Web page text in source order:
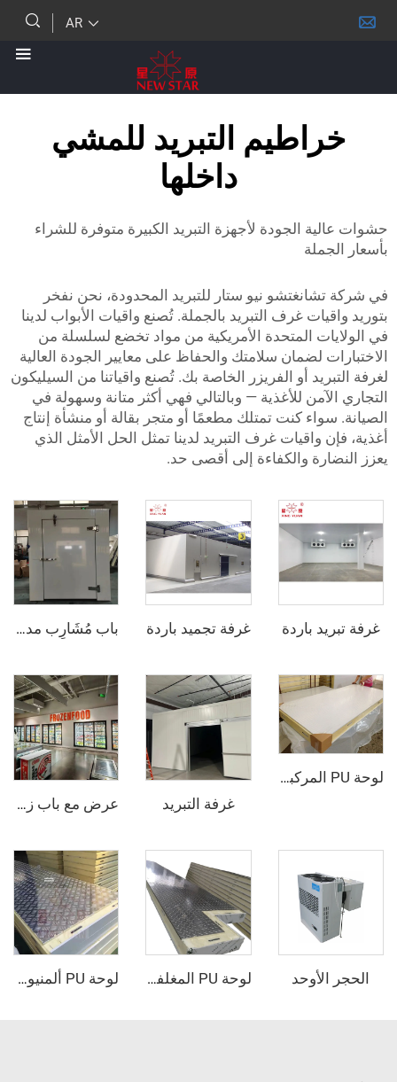
التبريد للمشي
داخلها
الجودة لأجهزة التبريد الكبيرة متوفرة للشراء
نيو ستار للتبريد المحدودة، نحن نفخر
غرف التبريد بالجملة. تُصنع واقيات الأبواب لدينا
المتحدة الأمريكية من مواد تخضع لسلسلة من
لضمان سلامتك والحفاظ على معايير الجودة العالية
أو الفريزر الخاصة بك. تُصنع واقياتنا من السيليكون
للأغذية — وبالتالي فهي أكثر متانة وسهولة في
كنت تمتلك مطعمًا أو متجر بقالة أو منشأة إنتاج
واقيات غرف التبريد لدينا تمثل الحل الأمثل الذي
والكفاءة إلى أقصى حد.
باردة غرفة تجميد باردة باب مُشَارِب مدفون بالكامل
لوحة PU المركبة من الفولاذ الملون
غرفة التبريد عرض مع باب زجاجي مبرد / ثلاجة دخولية
لوحة PU المغلفة بالمعدن لوحة PU ألمنيوم مركبة مقاومة للانزلاق